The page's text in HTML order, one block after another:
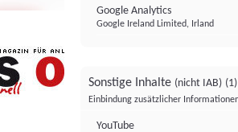
Google Analytics
Google Ireland Limited, Irland
Sonstige Inhalte (nicht IAB) (1)
Einbindung zusätzlicher
YouTube